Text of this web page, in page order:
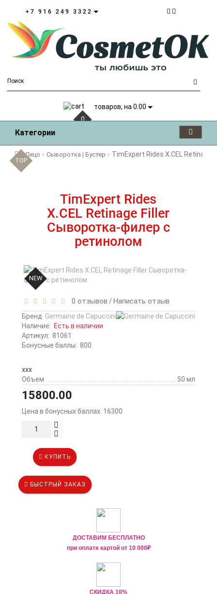
+7 916 249 3322
0
товаров, на 0.00
Категории
Лицо Сыворотка | Бустер TimExpert Rides X.CEL
TimExpert Rides
X.CEL Retinage Filler
Сыворотка-филер с
ретинолом
NEW
0 отзывов /Написать отзыв
Бренд Germaine de Capuccini
Наличие: Есть в наличии
Артикул: 81061
Бонусные баллы: 800
ххх
Объем
50 мл
15800.00
Цена в бонусных баллах: 16300
КУПИТЬ
БЫСТРЫЙ ЗАКАЗ
ДОСТАВИМ БЕСПЛАТНО
при оплате картой от 10 000₽
СКИДКА 10%
TOP
TOP
TOP
TOP
TOP
TOP
TOP